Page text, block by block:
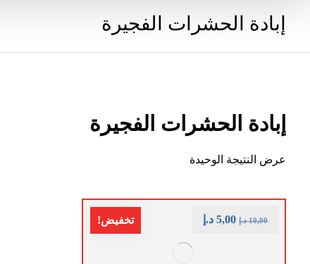
إبادة الحشرات الفجيرة
إبادة الحشرات الفجيرة
عرض النتيجة الوحيدة
تخفيض! 10,00 د.إ 5,00 د.إ